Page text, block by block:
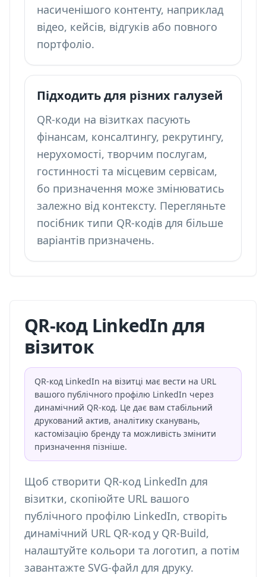
насиченішого контенту, наприклад
відео, кейсів, відгуків або повного
портфоліо.
Підходить для різних галузей
QR-коди на візитках пасують
фінансам, консалтингу, рекрутингу,
нерухомості, творчим послугам,
гостинності та місцевим сервісам,
бо призначення може змінюватись
залежно від контексту. Перегляньте
посібник типи QR-кодів для більше
варіантів призначень.
QR-код LinkedIn для
візиток
QR-код LinkedIn на візитці має вести на URL
вашого публічного профілю LinkedIn через
динамічний QR-код. Це дає вам стабільний
друкований актив, аналітику сканувань,
кастомізацію бренду та можливість змінити
призначення пізніше.
Щоб створити QR-код LinkedIn для
візитки, скопіюйте URL вашого
публічного профілю LinkedIn, створіть
динамічний URL QR-код у QR-Build,
налаштуйте кольори та логотип, а потім
завантажте SVG-файл для друку.